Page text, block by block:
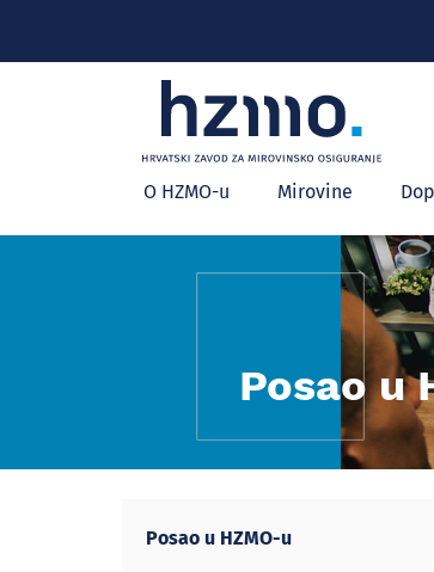
Glavni
izbornik
O HZMO-u Mirovine
Posao u
Posao u HZMO-u